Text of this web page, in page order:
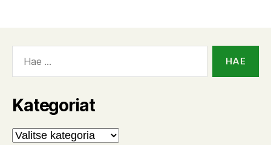
Kategoriat
Kategoriat